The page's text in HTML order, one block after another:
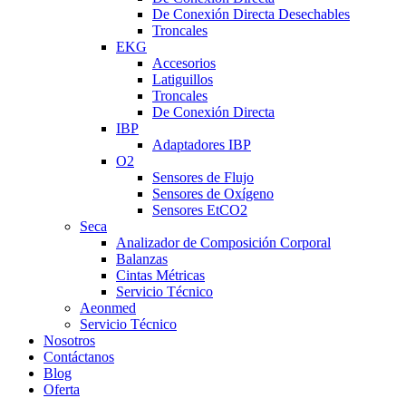
De Conexión Directa Desechables
Troncales
EKG
Accesorios
Latiguillos
Troncales
De Conexión Directa
IBP
Adaptadores IBP
O2
Sensores de Flujo
Sensores de Oxígeno
Sensores EtCO2
Seca
Analizador de Composición Corporal
Balanzas
Cintas Métricas
Servicio Técnico
Aeonmed
Servicio Técnico
Nosotros
Contáctanos
Blog
Oferta